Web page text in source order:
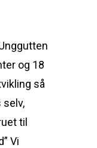
og 18
så
selv,
til
Vi